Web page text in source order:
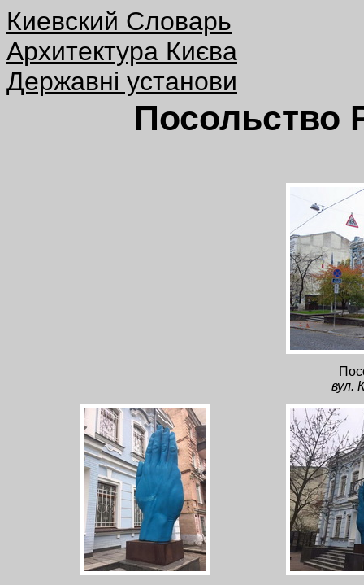
Киевский Словарь
Архитектура Києва
Державні установи
Посольство
вул.